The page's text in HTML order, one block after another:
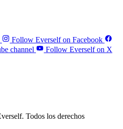
Follow Everself on Facebook
channel
Follow Everself on X
Todos los derechos